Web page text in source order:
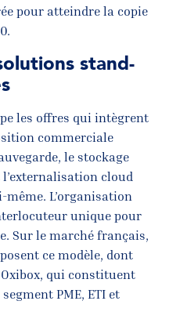
pour atteindre la copie
stand-
les offres qui intègrent
commerciale
le stockage
cloud
même. L’organisation
unique pour
Sur le marché français,
ce modèle, dont
qui constituent
PME, ETI et